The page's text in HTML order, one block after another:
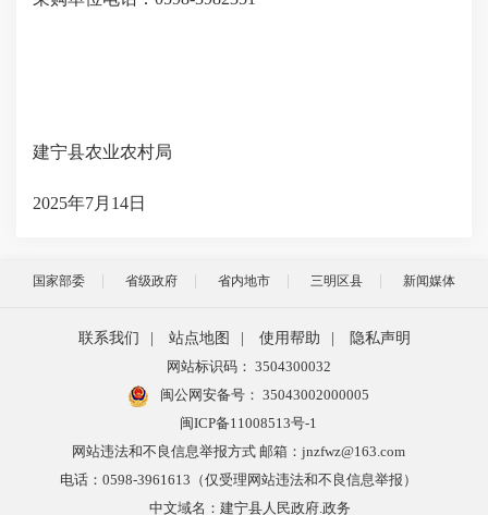
建宁县农业农村局
2025年7月14日
国家部委 省级政府 省内地市 三明区县 新闻媒体
联系我们 站点地图 使用帮助
隐私声明
网站标识码： 3504300032
闽公网安备号： 35043002000005
闽ICP备11008513号-1
网站违法和不良信息举报方式 邮箱：jnzfwz@163.com
电话：0598-3961613（仅受理网站违法和不良信息举报）
中文域名：建宁县人民政府.政务